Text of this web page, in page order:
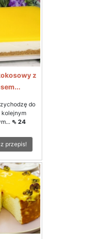
z
do
kolejnym
⇖ 24
przepis!